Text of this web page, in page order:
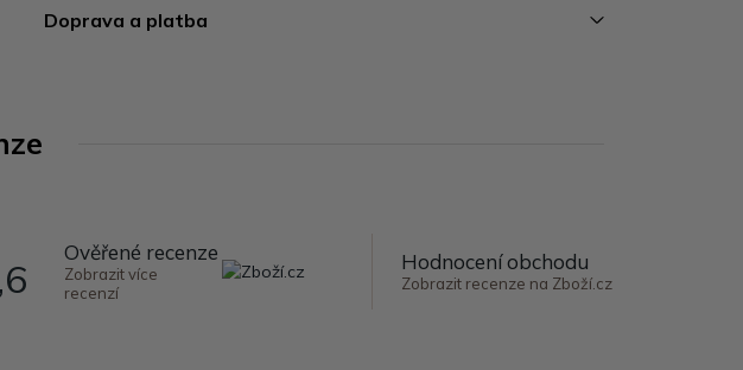
Doprava a platba
Ověřené recenze
Zobrazit více
recenzí
Hodnocení obchodu
Zobrazit recenze na Zboží.cz